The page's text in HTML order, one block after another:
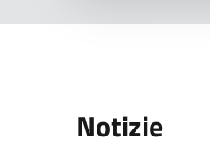
Notizie